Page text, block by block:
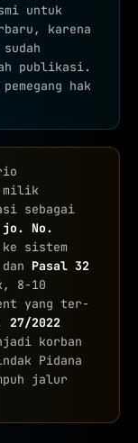
untuk
karena
publikasi.
hak
milik
sebagai
jo. No.
sistem
Pasal 32
8-10
yang ter-
27/2022
korban
Pidana
jalur